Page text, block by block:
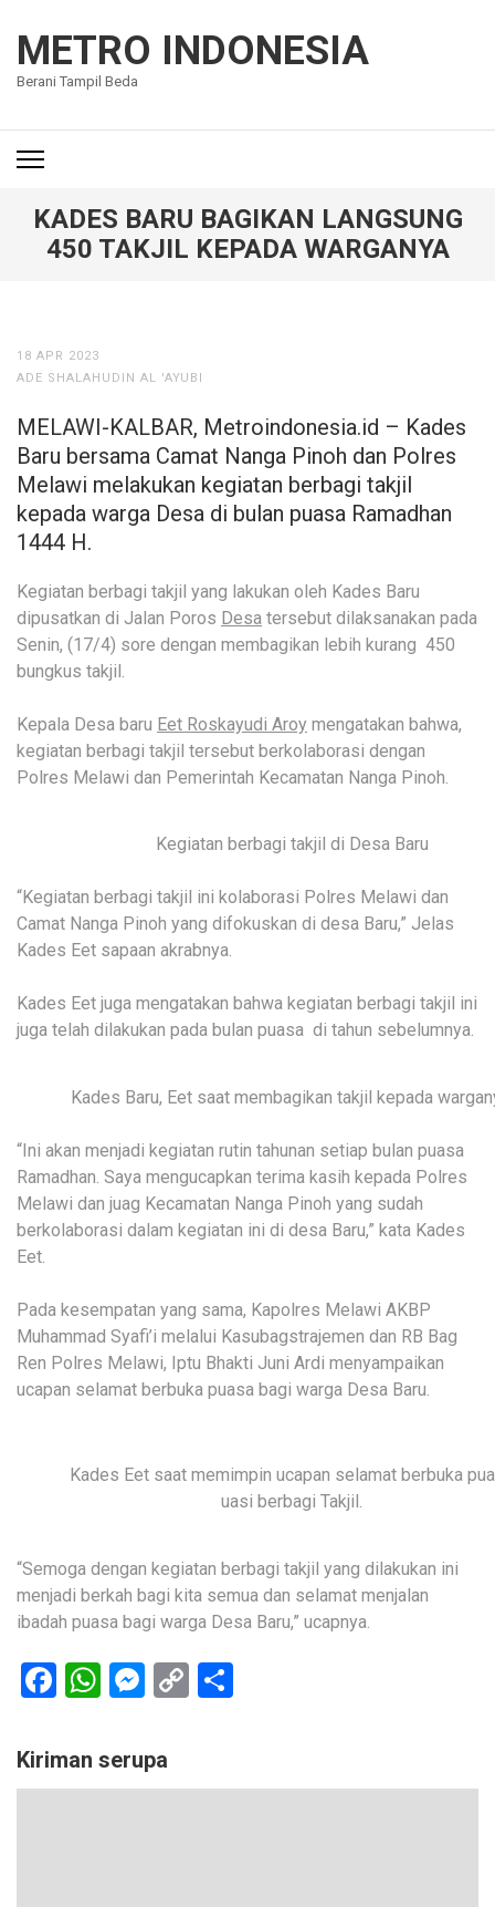
konten
(Tekan
METRO INDONESIA
Berani Tampil Beda
KADES BARU BAGIKAN LANGSUNG
450 TAKJIL KEPADA WARGANYA
18 APR 2023
ADE SHALAHUDIN AL 'AYUBI
MELAWI-KALBAR, Metroindonesia.id – Kades
Baru bersama Camat Nanga Pinoh dan Polres
Melawi melakukan kegiatan berbagi takjil
kepada warga Desa di bulan puasa Ramadhan
1444 H.
Kegiatan berbagi takjil yang lakukan oleh Kades Baru
dipusatkan di Jalan Poros Desa tersebut dilaksanakan pada
Senin, (17/4) sore dengan membagikan lebih kurang 450
bungkus takjil.
Kepala Desa baru Eet Roskayudi Aroy mengatakan bahwa,
kegiatan berbagi takjil tersebut berkolaborasi dengan
Polres Melawi dan Pemerintah Kecamatan Nanga Pinoh.
Kegiatan berbagi takjil di Desa Baru
“Kegiatan berbagi takjil ini kolaborasi Polres Melawi dan
Camat Nanga Pinoh yang difokuskan di desa Baru,” Jelas
Kades Eet sapaan akrabnya.
Kades Eet juga mengatakan bahwa kegiatan berbagi takjil ini
juga telah dilakukan pada bulan puasa di tahun sebelumnya.
Kades Baru, Eet saat membagikan takjil kepada
“Ini akan menjadi kegiatan rutin tahunan setiap bulan puasa
Ramadhan. Saya mengucapkan terima kasih kepada Polres
Melawi dan juag Kecamatan Nanga Pinoh yang sudah
berkolaborasi dalam kegiatan ini di desa Baru,” kata Kades
Eet.
Pada kesempatan yang sama, Kapolres Melawi AKBP
Muhammad Syafi’i melalui Kasubagstrajemen dan RB Bag
Ren Polres Melawi, Iptu Bhakti Juni Ardi menyampaikan
ucapan selamat berbuka puasa bagi warga Desa Baru.
Kades Eet saat memimpin ucapan selamat berbuka
uasi berbagi Takjil.
“Semoga dengan kegiatan berbagi takjil yang dilakukan ini
menjadi berkah bagi kita semua dan selamat menjalan
ibadah puasa bagi warga Desa Baru,” ucapnya.
Facebook
WhatsApp
Messenger
Copy
Kiriman serupa